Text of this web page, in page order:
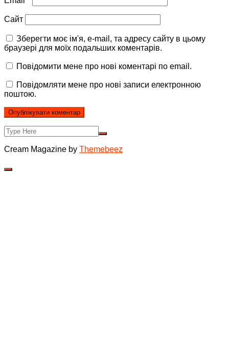
Сайт
Зберегти моє ім'я, e-mail, та адресу сайту в цьому
браузері для моїх подальших коментарів.
Повідомити мене про нові коментарі по email.
Повідомляти мене про нові записи електронною
поштою.
Cream Magazine by Themebeez